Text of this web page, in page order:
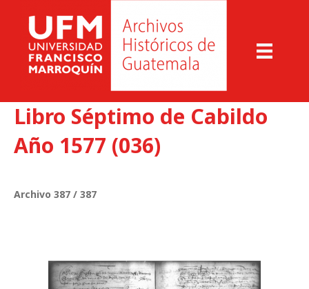
Libro Séptimo de Cabildo
Año 1577 (036)
Archivo 387 / 387